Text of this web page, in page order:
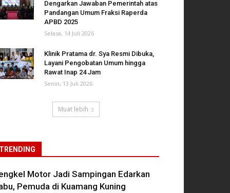
Dengarkan Jawaban Pemerintah atas
Pandangan Umum Fraksi Raperda
APBD 2025
Selasa, 14 Juli 2026
Klinik Pratama dr. Sya Resmi Dibuka,
Layani Pengobatan Umum hingga
Rawat Inap 24 Jam
Senin, 13 Juli 2026
Muat lebih
TRENDING
Motor Jadi Sampingan Edarkan
Pemuda di Kuamang Kuning